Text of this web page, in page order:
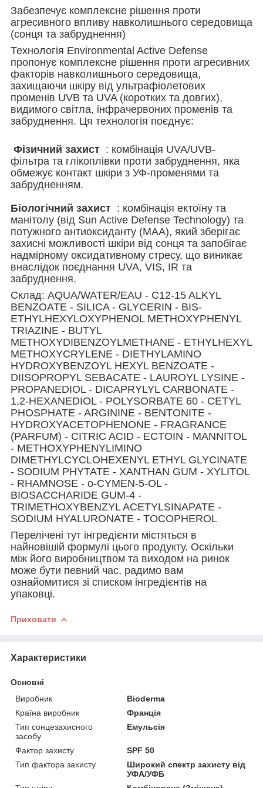
Забезпечує комплексне рішення проти
агресивного впливу навколишнього середовища
(сонця та забруднення)
Технологія Environmental Active Defense
пропонує комплексне рішення проти агресивних
факторів навколишнього середовища,
захищаючи шкіру від ультрафіолетових
променів UVB та UVA (коротких та довгих),
видимого світла, інфрачервоних променів та
забруднення. Ця технологія поєднує:
Фізичний захист : комбінація UVA/UVB-
фільтра та глікоплівки проти забруднення, яка
обмежує контакт шкіри з УФ-променями та
забрудненням.
Біологічний захист : комбінація ектоїну та
манітолу (від Sun Active Defense Technology) та
потужного антиоксиданту (MAA), який зберігає
захисні можливості шкіри від сонця та запобігає
надмірному оксидативному стресу, що виникає
внаслідок поєднання UVA, VIS, IR та
забруднення.
Cклад: AQUA/WATER/EAU - C12-15 ALKYL
BENZOATE - SILICA - GLYCERIN - BIS-
ETHYLHEXYLOXYPHENOL METHOXYPHENYL
TRIAZINE - BUTYL
METHOXYDIBENZOYLMETHANE - ETHYLHEXYL
METHOXYCRYLENE - DIETHYLAMINO
HYDROXYBENZOYL HEXYL BENZOATE -
DIISOPROPYL SEBACATE - LAUROYL LYSINE -
PROPANEDIOL - DICAPRYLYL CARBONATE -
1,2-HEXANEDIOL - POLYSORBATE 60 - CETYL
PHOSPHATE - ARGININE - BENTONITE -
HYDROXYACETOPHENONE - FRAGRANCE
(PARFUM) - CITRIC ACID - ECTOIN - MANNITOL
- METHOXYPHENYLIMINO
DIMETHYLCYCLOHEXENYL ETHYL GLYCINATE
- SODIUM PHYTATE - XANTHAN GUM - XYLITOL
- RHAMNOSE - o-CYMEN-5-OL -
BIOSACCHARIDE GUM-4 -
TRIMETHOXYBENZYL ACETYLSINAPATE -
SODIUM HYALURONATE - TOCOPHEROL
Перелічені тут інгредієнти містяться в
найновішій формулі цього продукту. Оскільки
між його виробництвом та виходом на ринок
може бути певний час, радимо вам
ознайомитися зі списком інгредієнтів на
упаковці.
Приховати
Характеристики
Основні
Виробник
Bioderma
Країна виробник
Франція
Тип сонцезахисного
засобу
Емульсія
Фактор захисту
SPF 50
Тип фактора захисту
Широкий спектр захисту від
УФА/УФБ